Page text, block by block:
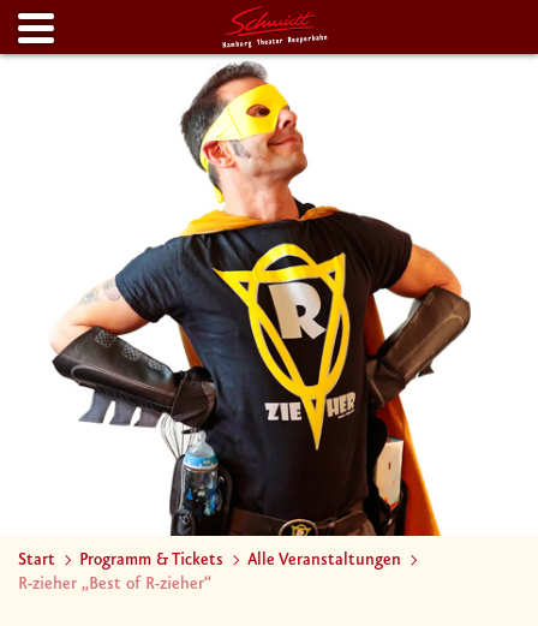
Start Programm & Tickets
Alle Veranstaltungen
R-zieher „Best of R-zieher“